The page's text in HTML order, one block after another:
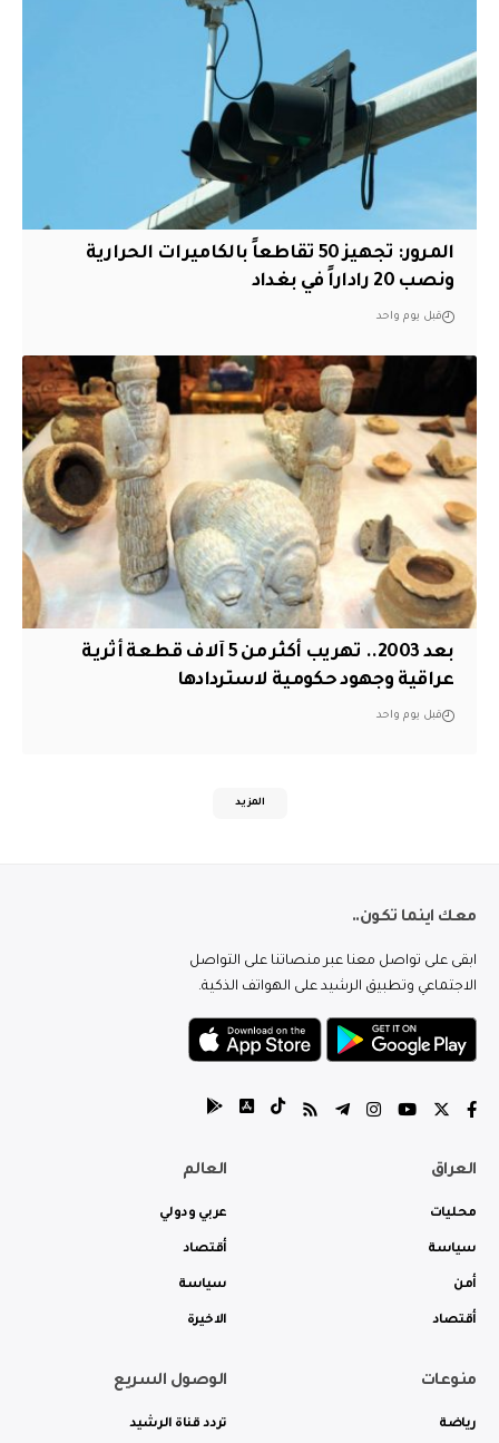
المرور: تجهيز 50 تقاطعاً بالكاميرات الحرارية
ونصب 20 راداراً في بغداد
قبل يوم واحد
بعد 2003.. تهريب أكثر من 5 آلاف قطعة أثرية
عراقية وجهود حكومية لاستردادها
قبل يوم واحد
المزيد
معك اينما تكون..
ابقى على تواصل معنا عبر منصاتنا على التواصل
الاجتماعي وتطبيق الرشيد على الهواتف الذكية.
العراق
محليات
سياسة
أمن
أقتصاد
العالم
عربي ودولي
أقتصاد
سياسة
الاخيرة
منوعات
رياضة
الوصول السريع
تردد قناة الرشيد